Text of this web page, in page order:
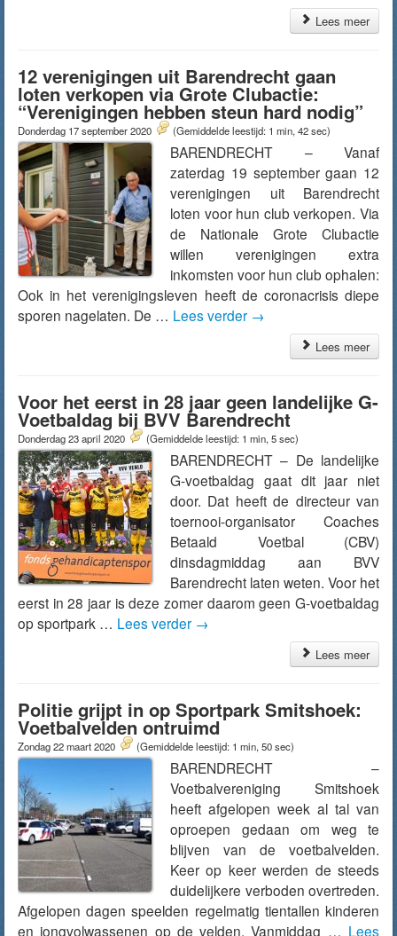
Lees meer
12 verenigingen uit Barendrecht gaan
loten verkopen via Grote Clubactie:
“Verenigingen hebben steun hard nodig”
Donderdag 17 september 2020 (Gemiddelde leestijd: 1 min, 42 sec)
BARENDRECHT – Vanaf
zaterdag 19 september gaan 12
verenigingen uit Barendrecht
loten voor hun club verkopen. Via
de Nationale Grote Clubactie
willen verenigingen extra
inkomsten voor hun club ophalen:
Ook in het verenigingsleven heeft de coronacrisis diepe
sporen nagelaten. De … Lees verder →
Lees meer
Voor het eerst in 28 jaar geen landelijke G-
Voetbaldag bij BVV Barendrecht
Donderdag 23 april 2020 (Gemiddelde leestijd: 1 min, 5 sec)
BARENDRECHT – De landelijke
G-voetbaldag gaat dit jaar niet
door. Dat heeft de directeur van
toernooi-organisator Coaches
Betaald Voetbal (CBV)
dinsdagmiddag aan BVV
Barendrecht laten weten. Voor het
eerst in 28 jaar is deze zomer daarom geen G-voetbaldag
op sportpark … Lees verder →
Lees meer
Politie grijpt in op Sportpark Smitshoek:
Voetbalvelden ontruimd
Zondag 22 maart 2020 (Gemiddelde leestijd: 1 min, 50 sec)
BARENDRECHT –
Voetbalvereniging Smitshoek
heeft afgelopen week al tal van
oproepen gedaan om weg te
blijven van de voetbalvelden.
Keer op keer werden de steeds
duidelijkere verboden overtreden.
Afgelopen dagen speelden regelmatig tientallen kinderen
en jongvolwassenen op de velden. Vanmiddag … Lees